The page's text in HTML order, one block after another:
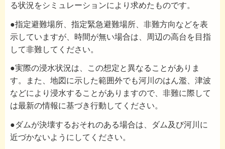
る状況をシミュレーションにより求めたものです。
●指定避難場所、指定緊急避難場所、非難方向などを表
示していますが、時間が無い場合は、周辺の高台を目指
して非難してください。
●実際の浸水状況は、この想定と異なることがありま
す。また、地図に示した範囲外でも河川のはん濫、津波
などにより浸水することがありますので、非難に際して
は最新の情報に基づき行動してください。
●ダムが決壊するおそれのある場合は、ダム及び河川に
近づかないようにしてください。